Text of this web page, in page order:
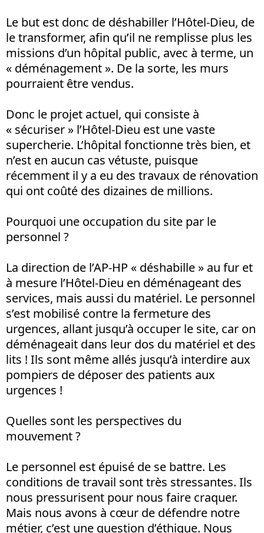
Le but est donc de déshabiller l’Hôtel-Dieu, de
le transformer, afin qu’il ne remplisse plus les
missions d’un hôpital public, avec à terme, un
« déménagement ». De la sorte, les murs
pourraient être vendus.
Donc le projet actuel, qui consiste à
« sécuriser » l’Hôtel-Dieu est une vaste
supercherie. L’hôpital fonctionne très bien, et
n’est en aucun cas vétuste, puisque
récemment il y a eu des travaux de rénovation
qui ont coûté des dizaines de millions.
Pourquoi une occupation du site par le
personnel ?
La direction de l’AP-HP « déshabille » au fur et
à mesure l’Hôtel-Dieu en déménageant des
services, mais aussi du matériel. Le personnel
s’est mobilisé contre la fermeture des
urgences, allant jusqu’à occuper le site, car on
déménageait dans leur dos du matériel et des
lits ! Ils sont même allés jusqu’à interdire aux
pompiers de déposer des patients aux
urgences !
Quelles sont les perspectives du
mouvement ?
Le personnel est épuisé de se battre. Les
conditions de travail sont très stressantes. Ils
nous pressurisent pour nous faire craquer.
Mais nous avons à cœur de défendre notre
métier, c’est une question d’éthique. Nous